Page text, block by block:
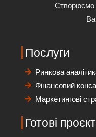
Створюємо
Послуги
Ринкова
Фінансовий
Маркетингові
Готові